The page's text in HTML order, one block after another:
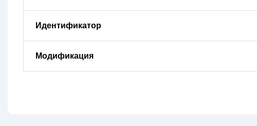
Идентификатор
Модификация